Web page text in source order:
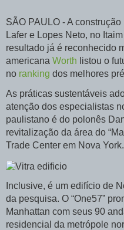
SÃO PAULO - A
Lafer e Lopes Neto, no
resultado já é reconhecido
americana Worth listou o
no ranking dos melhores
As práticas sustentáveis
atenção dos especialistas
paulistano é do polonês
revitalização da área do
Trade Center em Nova York.
Inclusive, é um edifício de
da pesquisa. O “One57”
Manhattan com seus 90
residencial da metrópole